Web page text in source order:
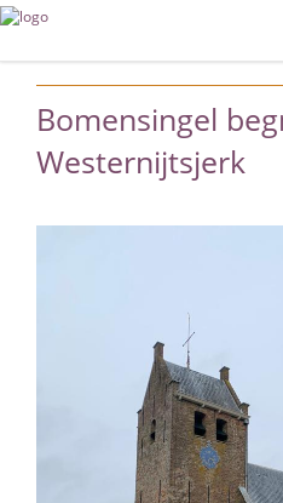
Bomensingel
Westernijtsjerk